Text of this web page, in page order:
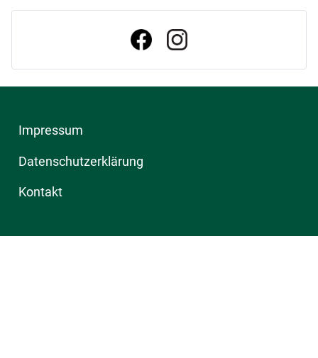
Impressum
Datenschutzerklärung
Kontakt